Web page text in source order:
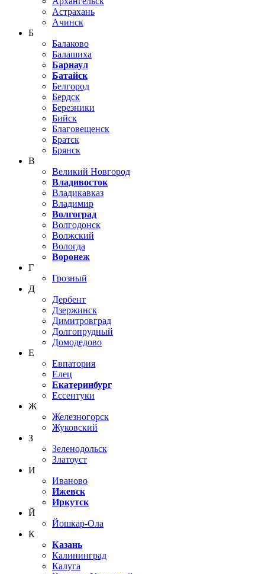
Астрахань
Ачинск
Б
Балаково
Балашиха
Барнаул
Батайск
Белгород
Бердск
Березники
Бийск
Благовещенск
Братск
Брянск
В
Великий Новгород
Владивосток
Владикавказ
Владимир
Волгоград
Волгодонск
Волжский
Вологда
Воронеж
Г
Грозный
Д
Дербент
Дзержинск
Димитровград
Долгопрудный
Домодедово
Е
Евпатория
Елец
Екатеринбург
Ессентуки
Ж
Железногорск
Жуковский
З
Зеленодольск
Златоуст
И
Иваново
Ижевск
Иркутск
Й
Йошкар-Ола
К
Казань
Калининград
Калуга